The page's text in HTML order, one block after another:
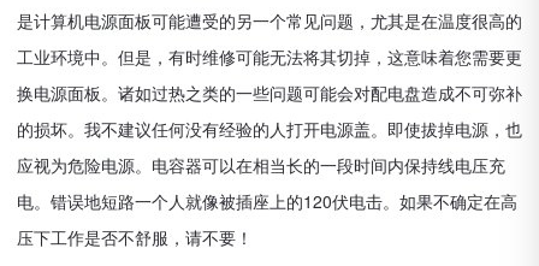
是计算机电源面板可能遭受的另一个常见问题，尤其是在温度很高的
工业环境中。但是，有时维修可能无法将其切掉，这意味着您需要更
换电源面板。诸如过热之类的一些问题可能会对配电盘造成不可弥补
的损坏。我不建议任何没有经验的人打开电源盖。即使拔掉电源，也
应视为危险电源。电容器可以在相当长的一段时间内保持线电压充
电。错误地短路一个人就像被插座上的120伏电击。如果不确定在高
压下工作是否不舒服，请不要！